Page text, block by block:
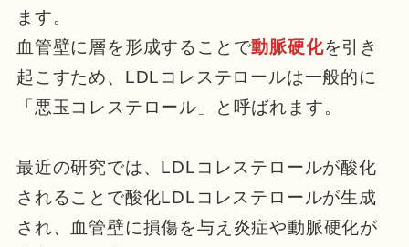
ます。
血管壁に層を形成することで動脈硬化を引き
起こすため、LDLコレステロールは一般的に
「悪玉コレステロール」と呼ばれます。
最近の研究では、LDLコレステロールが酸化
されることで酸化LDLコレステロールが生成
され、血管壁に損傷を与え炎症や動脈硬化が